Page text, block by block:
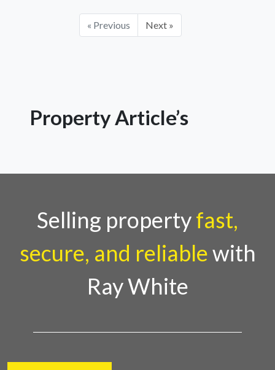
« Previous Next »
Property Article’s
Selling propertyfast,
secure, and reliablewith
Ray White